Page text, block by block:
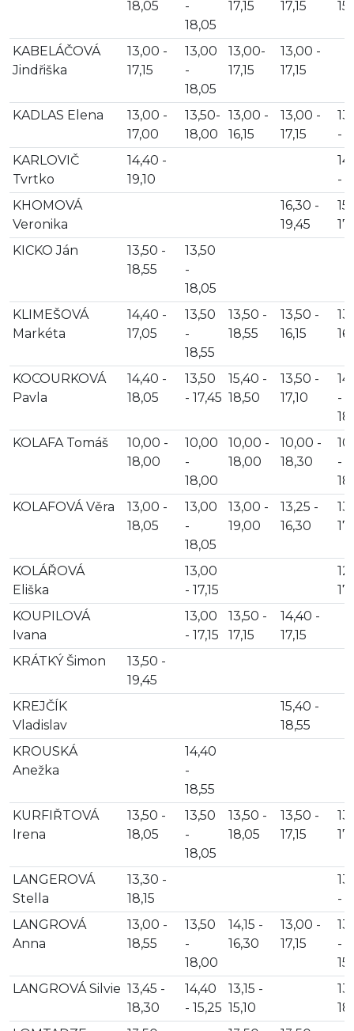
18,05
-
18,05
17,15 17,15
KABELÁČOVÁ
Jindřiška
13,00 -
17,15
13,00
-
18,05
13,00-
17,15
13,00 -
17,15
KADLAS Elena
13,00 -
17,00
13,50-
18,00
13,00 -
16,15
13,00 -
17,15
-
KARLOVIČ
Tvrtko
14,40 -
19,10
-
KHOMOVÁ
Veronika
16,30 -
19,45
KICKO Ján
13,50 -
18,55
13,50
-
18,05
KLIMEŠOVÁ
Markéta
14,40 -
17,05
13,50
-
18,55
13,50 -
18,55
13,50 -
16,15
KOCOURKOVÁ
Pavla
14,40 -
18,05
13,50
- 17,45
15,40 -
18,50
13,50 -
17,10
-
KOLAFA Tomáš
10,00 -
18,00
10,00
-
18,00
10,00 -
18,00
10,00 -
18,30
-
KOLAFOVÁ Věra
13,00 -
18,05
13,00
-
18,05
13,00 -
19,00
13,25 -
16,30
KOLÁŘOVÁ
Eliška
13,00
- 17,15
KOUPILOVÁ
Ivana
13,00
- 17,15
13,50 -
17,15
14,40 -
17,15
KRÁTKÝ Šimon
13,50 -
19,45
KREJČÍK
Vladislav
15,40 -
18,55
KROUSKÁ
Anežka
14,40
-
18,55
KURFIŘTOVÁ
Irena
13,50 -
18,05
13,50
-
18,05
13,50 -
18,05
13,50 -
17,15
LANGEROVÁ
Stella
13,30 -
18,15
-
LANGROVÁ
Anna
13,00 -
18,55
13,50
-
18,00
14,15 -
16,30
13,00 -
17,15
-
LANGROVÁ Silvie 13,45 -
18,30
14,40
- 15,25
13,15 -
15,10